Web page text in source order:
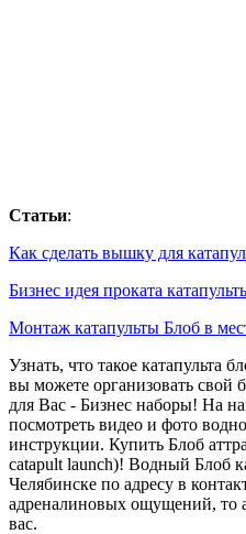
Статьи:
Как сделать вышку для
Бизнес идея проката
Монтаж катапульты Блоб в
Узнать, что такое катапульта
вы можете организовать свой
для Вас - Бизнес наборы! На
посмотреть видео и фото
инструкции. Купить Блоб
catapult launch)! Водный Блоб
Челябинске по адресу в
адреналиновых ощущений, то
вас.